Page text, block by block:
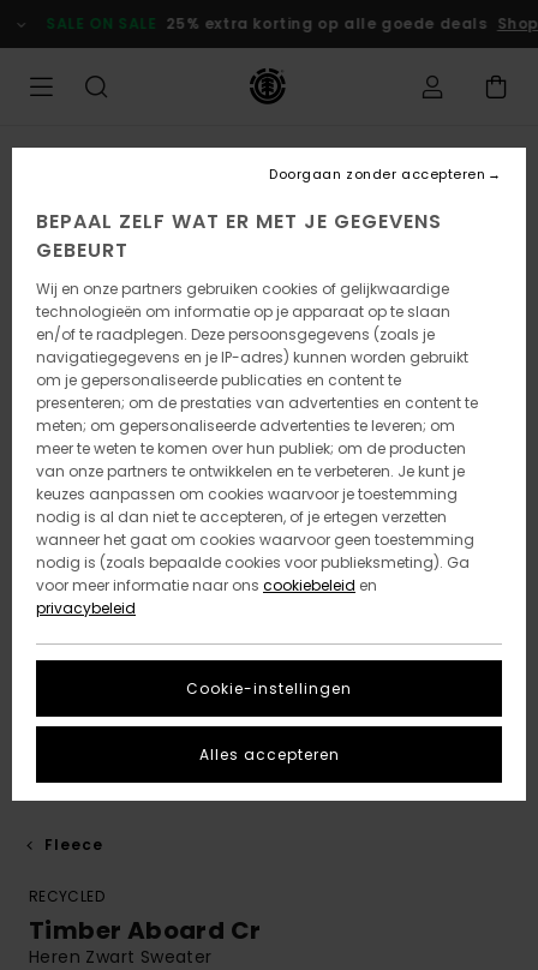
naar
Productinformatie
SALE ON SALE 25% extra korting op alle goede deals
Fleece
RECYCLED
Timber Aboard Cr
Heren Zwart Sweater
BEPAAL ZELF WAT ER MET JE GEGEVENS
GEBEURT
Wij en onze partners gebruiken cookies of gelijkwaardige
technologieën om informatie op je apparaat op te slaan
en/of te raadplegen. Deze persoonsgegevens (zoals je
navigatiegegevens en je IP-adres) kunnen worden gebruikt
om je gepersonaliseerde publicaties en content te
presenteren; om de prestaties van advertenties en content te
meten; om gepersonaliseerde advertenties te leveren; om
meer te weten te komen over hun publiek; om de producten
van onze partners te ontwikkelen en te verbeteren. Je kunt je
keuzes aanpassen om cookies waarvoor je toestemming
nodig is al dan niet te accepteren, of je ertegen verzetten
wanneer het gaat om cookies waarvoor geen toestemming
nodig is (zoals bepaalde cookies voor publieksmeting). Ga
voor meer informatie naar ons cookiebeleid en
privacybeleid
Cookie-instellingen
Doorgaan zonder accepteren
Alles accepteren